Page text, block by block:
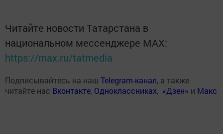
Читайте новости Татарстана в
национальном мессенджере MАХ:
https://max.ru/tatmedia
Подписывайтесь на наш Telegram-канал, а также
читайте нас Вконтакте, Одноклассниках, «Дзен» и Макс